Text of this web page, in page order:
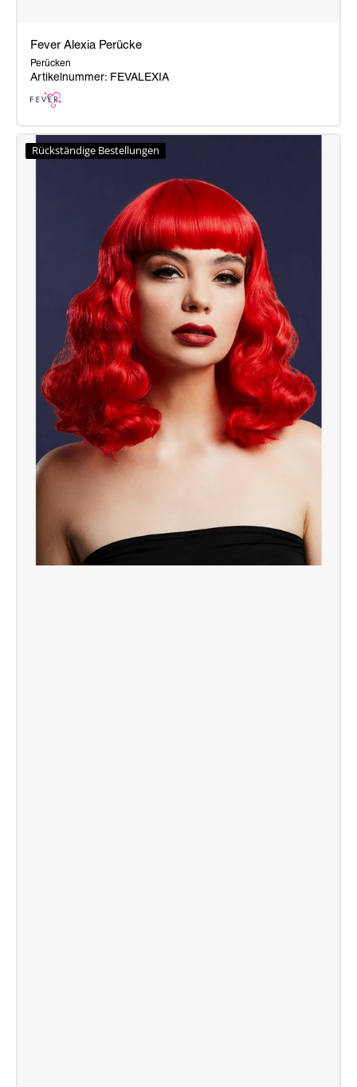
Fever
Alexia
Fever Alexia Perücke
Perücken
Artikelnummer: FEVALEXIA
Rückständige Bestellungen